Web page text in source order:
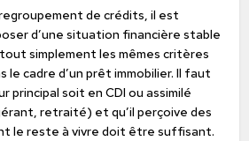
de crédits, il est
d’une situation financière stable
simplement les mêmes critères
le cadre d’un prêt immobilier. Il faut
principal soit en CDI ou assimilé
retraité) et qu’il perçoive des
le reste à vivre doit être suffisant.